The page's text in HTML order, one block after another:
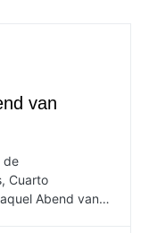
van
de
Cuarto
Abend van…